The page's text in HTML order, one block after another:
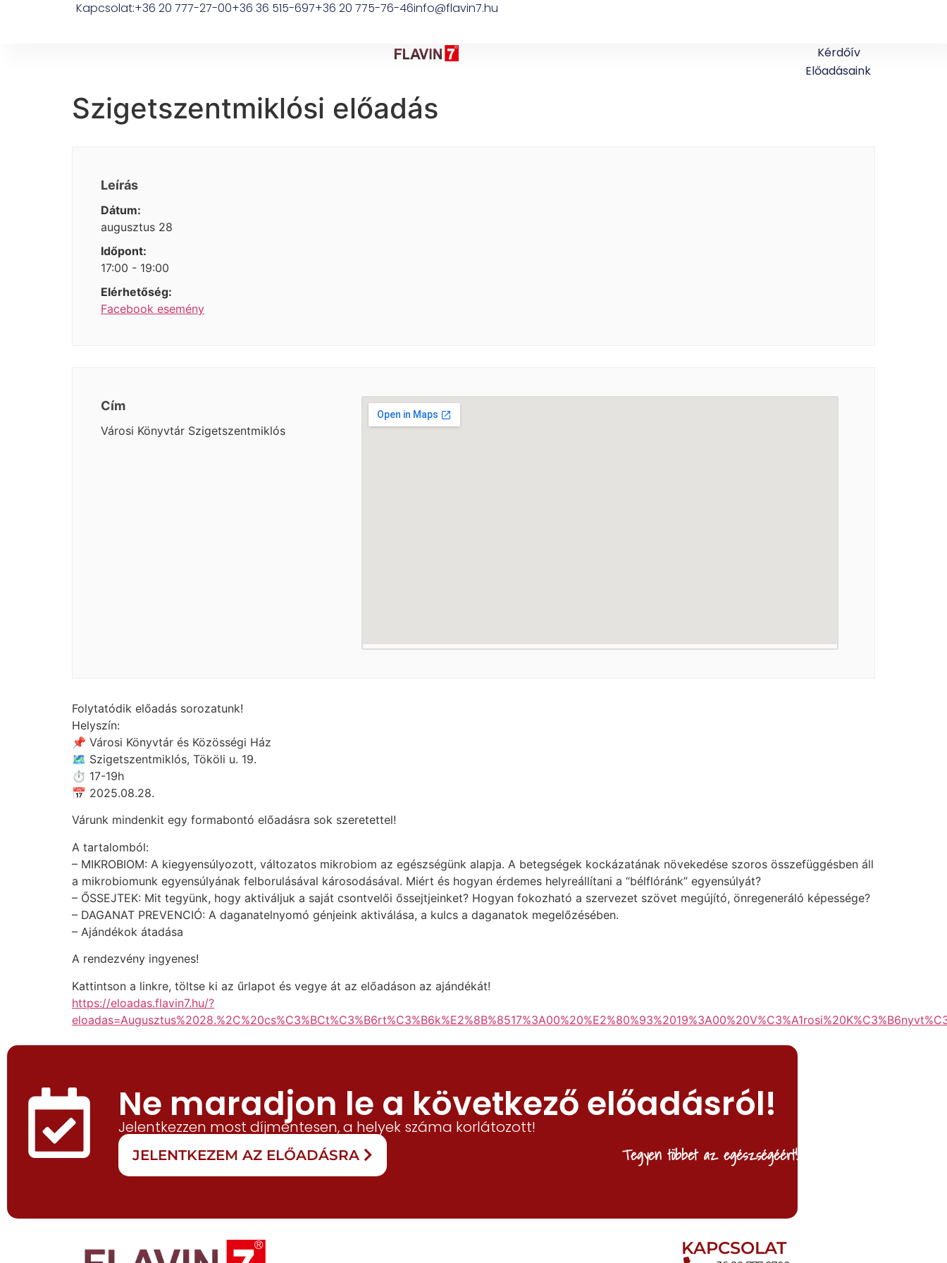
Kapcsolat:+36 20 777-27-00+36 36 515-697+36 20 775-76-46info@flavin7.hu
Kérdőív
Előadásaink
Szigetszentmiklósi előadás
Leírás
Dátum:
augusztus 28
Időpont:
17:00 - 19:00
Elérhetőség:
Facebook esemény
Cím
Városi Könyvtár Szigetszentmiklós
Folytatódik előadás sorozatunk!
Helyszín:
📌 Városi Könyvtár és Közösségi Ház
🗺 Szigetszentmiklós, Tököli u. 19.
⏱ 17-19h
📅 2025.08.28.
Várunk mindenkit egy formabontó előadásra sok szeretettel!
A tartalomból:
– MIKROBIOM: A kiegyensúlyozott, változatos mikrobiom az egészségünk alapja. A betegségek kockázatának növekedése szoros összefüggésben áll
a mikrobiomunk egyensúlyának felborulásával károsodásával. Miért és hogyan érdemes helyreállítani a “bélflóránk” egyensúlyát?
– ŐSSEJTEK: Mit tegyünk, hogy aktiváljuk a saját csontvelői őssejtjeinket? Hogyan fokozható a szervezet szövet megújító, önregeneráló képessége?
– DAGANAT PREVENCIÓ: A daganatelnyomó génjeink aktiválása, a kulcs a daganatok megelőzésében.
– Ajándékok átadása
A rendezvény ingyenes!
Kattintson a linkre, töltse ki az űrlapot és vegye át az előadáson az ajándékát!
https://eloadas.flavin7.hu/?
Tegyen többet az egészségéért!
Ne maradjon le a következő előadásról!
Jelentkezzen most díjmentesen, a helyek száma korlátozott!
JELENTKEZEM AZ ELŐADÁSRA
KAPCSOLAT